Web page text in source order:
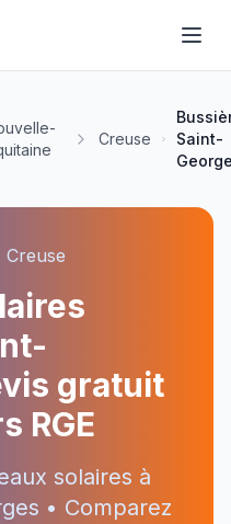
Creuse
Saint-
Creuse
gratuit
RGE
solaires à
• Comparez